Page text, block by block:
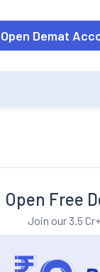
into the input
Open Demat
Open Free
Join our 3.5